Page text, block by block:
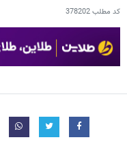
کد مطلب378202